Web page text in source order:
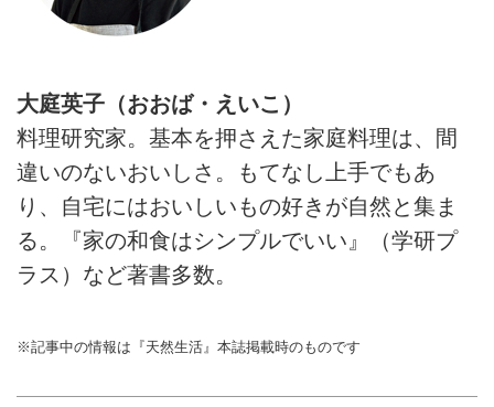
大庭英子（おおば・えいこ）
料理研究家。基本を押さえた家庭料理は、間
違いのないおいしさ。もてなし上手でもあ
り、自宅にはおいしいもの好きが自然と集ま
る。『家の和食はシンプルでいい』（学研プ
ラス）など著書多数。
※記事中の情報は『天然生活』本誌掲載時のものです